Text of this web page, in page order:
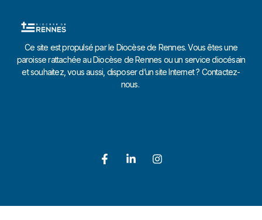
Ce site est propulsé par le Diocèse de Rennes. Vous êtes une
paroisse rattachée au Diocèse de Rennes ou un service diocésain
et souhaitez, vous aussi, disposer d’un site Internet ? Contactez-
nous.